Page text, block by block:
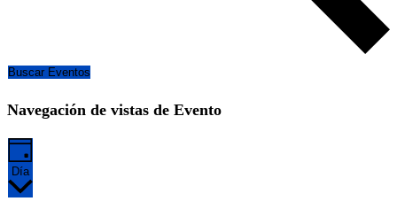
Buscar Eventos
Navegación de vistas de Evento
Día